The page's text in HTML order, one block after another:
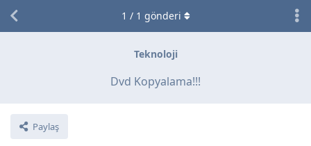
Teknoloji
Dvd Kopyalama!!!
Paylaş
1 / 1 gönderi